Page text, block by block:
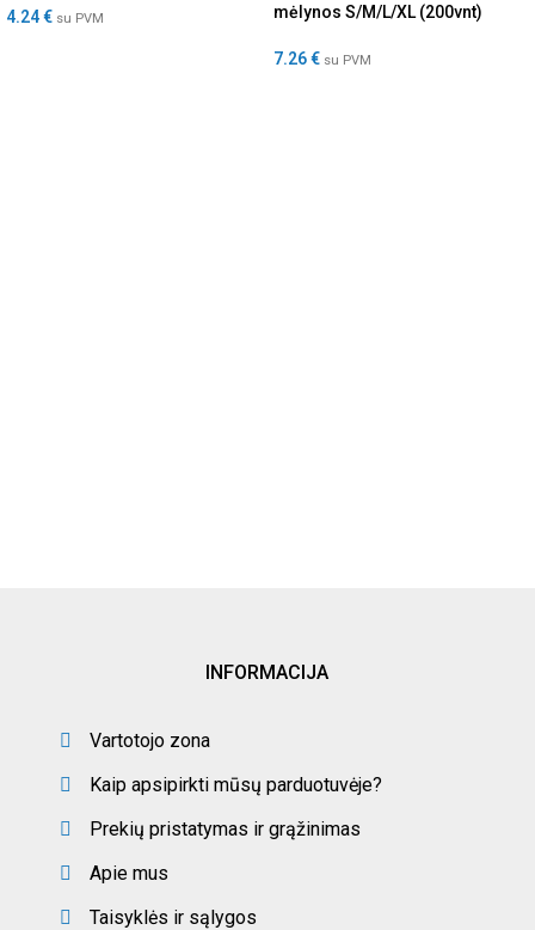
4.24€ su PVM
mėlynos S/M/L/XL (200vnt)
7.26€ su PVM
INFORMACIJA
Vartotojo zona
Kaip apsipirkti mūsų parduotuvėje?
Prekių pristatymas ir grąžinimas
Apie mus
Taisyklės ir sąlygos